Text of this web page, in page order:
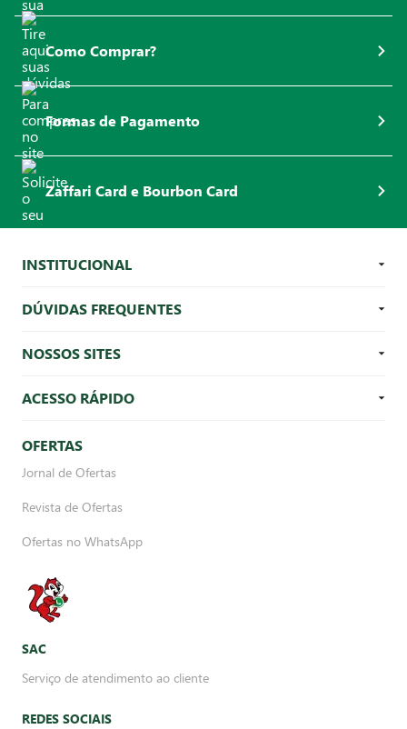
Como Comprar?
Formas de Pagamento
Zaffari Card e Bourbon Card
INSTITUCIONAL
DÚVIDAS FREQUENTES
NOSSOS SITES
ACESSO RÁPIDO
OFERTAS
Jornal de Ofertas
Revista de Ofertas
Ofertas no WhatsApp
SAC
Serviço de atendimento ao cliente
REDES SOCIAIS